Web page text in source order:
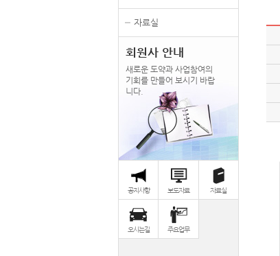
자료실
회원사 안내
새로운 도약과 사업참여의
기회를 만들어 보시기 바랍
니다.
공지사항 보도자료 자료실
오시는길 주요업무